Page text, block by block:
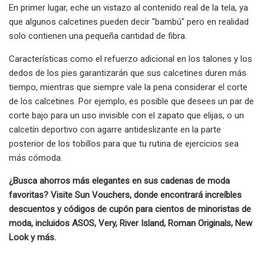
En primer lugar, eche un vistazo al contenido real de la tela, ya
que algunos calcetines pueden decir "bambú" pero en realidad
solo contienen una pequeña cantidad de fibra.
Características como el refuerzo adicional en los talones y los
dedos de los pies garantizarán que sus calcetines duren más
tiempo, mientras que siempre vale la pena considerar el corte
de los calcetines. Por ejemplo, es posible que desees un par de
corte bajo para un uso invisible con el zapato que elijas, o un
calcetín deportivo con agarre antideslizante en la parte
posterior de los tobillos para que tu rutina de ejercicios sea
más cómoda.
¿Busca ahorros más elegantes en sus cadenas de moda
favoritas? Visite Sun Vouchers, donde encontrará increíbles
descuentos y códigos de cupón para cientos de minoristas de
moda, incluidos ASOS, Very, River Island, Roman Originals, New
Look y más.